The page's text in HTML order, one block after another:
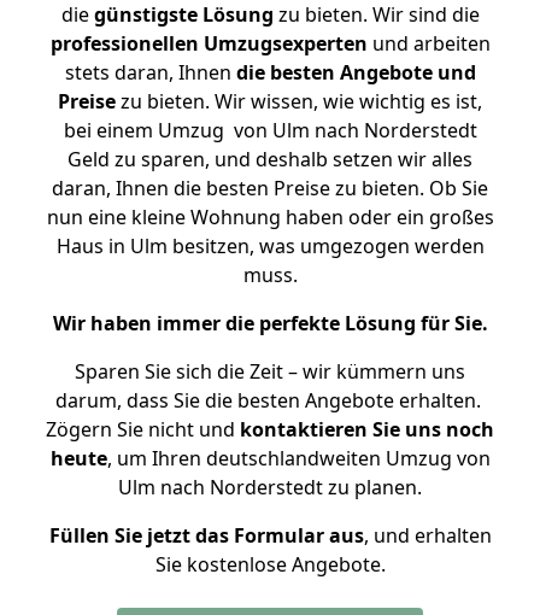
diegünstigste Lösung zu bieten. Wir sind die
professionellen Umzugsexperten und arbeiten
stets daran, Ihnen die besten Angebote und
Preisezu bieten. Wir wissen, wie wichtig es ist,
bei einem Umzug von Ulm nach Norderstedt
Geld zu sparen, und deshalb setzen wir alles
daran, Ihnen die besten Preise zu bieten. Ob Sie
nun eine kleine Wohnung haben oder ein großes
Haus in Ulm besitzen, was umgezogen werden
muss.
Wir haben immer die perfekte Lösung für Sie.
Sparen Sie sich die Zeit – wir kümmern uns
darum, dass Sie die besten Angebote erhalten.
Zögern Sie nicht und kontaktieren Sie uns noch
heute, um Ihren deutschlandweiten Umzug von
Ulm nach Norderstedt zu planen.
Füllen Sie jetzt das Formular aus, und erhalten
Sie kostenlose Angebote.